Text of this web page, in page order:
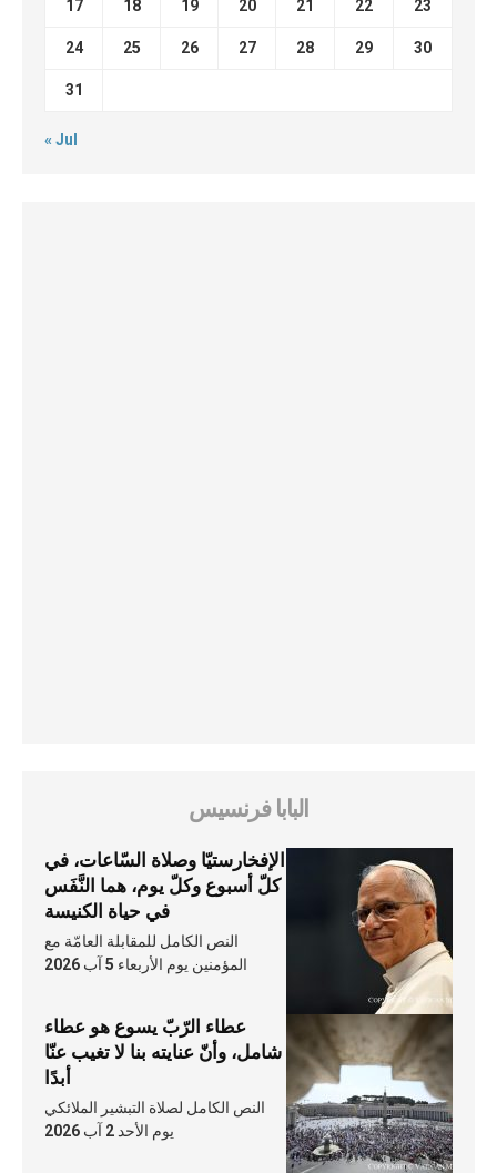
17 18 19 20 21 22 23
24 25 26 27 28 29 30
31
« Jul
البابا فرنسيس
الإفخارستيّا وصلاة السّاعات، في
كلّ أسبوع وكلّ يوم، هما النَّفَس
في حياة الكنيسة
النص الكامل للمقابلة العامّة مع
المؤمنين يوم الأربعاء 5 آب 2026
عطاء الرّبّ يسوع هو عطاء
شامل، وأنّ عنايته بنا لا تغيب عنّا
أبدًا
النص الكامل لصلاة التبشير الملائكي
يوم الأحد 2 آب 2026